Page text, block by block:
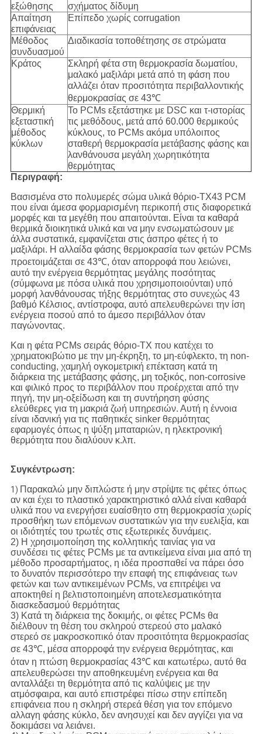
εξώθησης
σχήματος δίδυμη
Απαίτηση
επιφάνειας
Επίπεδο χωρίς corrugation
Μέθοδος
συνδυασμού
Διαδικασία τοποθέτησης σε στρώματα
Κράτος
Σκληρή φέτα στη θερμοκρασία δωματίου,
μαλακό μαξιλάρι μετά από τη φάση που
αλλάζει όταν προσιτότητα περιβαλλοντικής
θερμοκρασίας σε 43℃
Θερμική
εξεταστική
μέθοδος
κύκλων
Το PCMs εξετάστηκε με DSC και τ-ιστορίας
τις μεθόδους, μετά από 60.000 θερμικούς
κύκλους, το PCMs ακόμα υπόλοιπος
σταθερή θερμοκρασία μετάβασης φάσης και
λανθάνουσα μεγάλη χωρητικότητα
θερμότητας
Περιγραφή:
Βασισμένα στο πολυμερές σώμα υλικά θόριο-TX43 PCM
που είναι άμεσα φορμαρισμένη περικοπή στις διαφορετικά
μορφές και τα μεγέθη που απαιτούνται. Είναι τα καθαρά
θερμικά διοικητικά υλικά και να μην ενσωματώσουν με
άλλα συστατικά, εμφανίζεται στις άσπρο φέτες ή το
μαξιλάρι. Η αλλαίδα φάσης θερμοκρασία των φετών PCMs
προετοιμάζεται σε 43℃, όταν απορροφά που λειώνει,
αυτό την ενέργεια θερμότητας μεγάλης ποσότητας
(σύμφωνα με πόσα υλικά που χρησιμοποιούνται) υπό
μορφή λανθάνουσας τήξης θερμότητας στο συνεχώς 43
βαθμό Κέλσιος, αντίστροφα, αυτό απελευθερώνει την ίση
ενέργεια ποσού από το άμεσο περιβάλλον όταν
παγώνοντας.
Και η φέτα PCMs σειράς θόριο-TX που κατέχει το
χρηματοκιβώτιο με την μη-έκρηξη, το μη-εύφλεκτο, τη non-
conducting, χαμηλή ογκομετρική επέκταση κατά τη
διάρκεια της μετάβασης φάσης, μη τοξικός, non-corrosive
και φιλικό προς το περιβάλλον που προέρχεται από την
πηγή, την μη-οξείδωση και τη συντήρηση φύσης
ελεύθερες για τη μακριά ζωή υπηρεσιών. Αυτή η έννοια
είναι ιδανική για τις παθητικές sinker θερμότητας
εφαρμογές όπως η ψύξη μπαταριών, η ηλεκτρονική
θερμότητα που διαλύουν κ.λπ.
Συγκέντρωση:
1) Παρακαλώ μην διπλώστε ή μην στρίψτε τις φέτες όπως
αν και έχει το πλαστικό χαρακτηριστικό αλλά είναι καθαρά
υλικά που να ενεργήσει ευαίσθητο στη θερμοκρασία χωρίς
προσθήκη των επόμενων συστατικών για την ευελιξία, και
οι ιδιότητές του τρωτές στις εξωτερικές δυνάμεις.
2) Η χρησιμοποίηση της κολλητικής ταινίας για να
συνδέσει τις φέτες PCMs με τα αντικείμενα είναι μια από τη
μέθοδο προσαρτήματος, η ιδέα προσπαθεί να πάρει όσο
το δυνατόν περισσότερο την επαφή της επιφάνειας των
φετών και των αντικειμένων PCMs, να επιτρέψει να
αποκτηθεί η βελτιστοποιημένη αποτελεσματικότητα
διασκεδασμού θερμότητας
3) Κατά τη διάρκεια της δοκιμής, οι φέτες PCMs θα
διέλθουν τη θέση του σκληρού στερεού στο μαλακό
στερεό σε μακροσκοπικό όταν προσιτότητα θερμοκρασίας
σε 43℃, μέσα απορροφά την ενέργεια θερμότητας, και
όταν η πτώση θερμοκρασίας 43℃ και κατωτέρω, αυτό θα
απελευθερώσει την αποθηκευμένη ενέργεια και θα
ανταλλάξει τη θερμότητα από τις καλύψεις με την
ατμόσφαιρα, και αυτό επιστρέφει πίσω στην επίπεδη
επιφάνεια που η σκληρή στερεά θέση για τον επόμενο
αλλαγη φάσης κύκλο, δεν ανησυχεί και δεν αγγίζει για να
δοκιμάσει να λειάνει.